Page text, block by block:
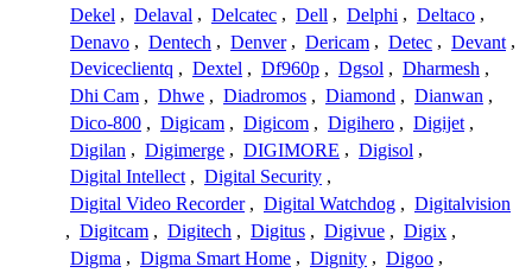
Dekel , Delaval , Delcatec , Dell , Delphi , Deltaco ,
Denavo , Dentech , Denver , Dericam , Detec , Devant ,
Deviceclientq , Dextel , Df960p , Dgsol , Dharmesh ,
Dhi Cam , Dhwe , Diadromos , Diamond , Dianwan ,
Dico-800 , Digicam , Digicom , Digihero , Digijet ,
Digilan , Digimerge , DIGIMORE , Digisol ,
Digital Intellect , Digital Security ,
Digital Video Recorder , Digital Watchdog , Digitalvision
, Digitcam , Digitech , Digitus , Digivue , Digix ,
Digma , Digma Smart Home , Dignity , Digoo ,